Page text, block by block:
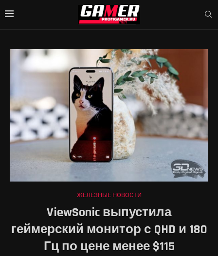
ЖЕЛЕЗНЫЕ НОВОСТИ
ViewSonic выпустила
геймерский монитор с QHD и 180
Гц по цене менее $115